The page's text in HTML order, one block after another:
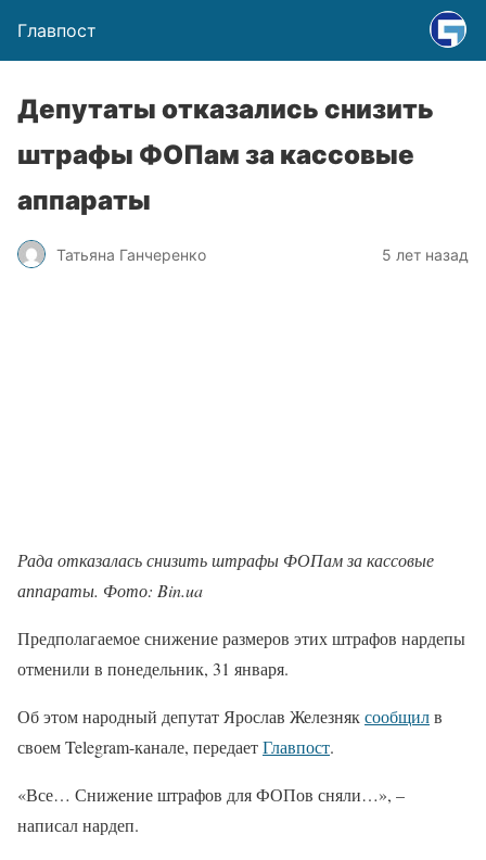
Главпост
Депутаты отказались снизить
штрафы ФОПам за кассовые
аппараты
Татьяна Ганчеренко 5 лет назад
Рада отказалась снизить штрафы ФОПам за кассовые
аппараты. Фото: Bin.ua
Предполагаемое снижение размеров этих штрафов нардепы
отменили в понедельник, 31 января.
Об этом народный депутат Ярослав Железняксообщилв
своем Telegram-канале, передаетГлавпост.
«Все… Снижение штрафов для ФОПов сняли…», –
написал нардеп.